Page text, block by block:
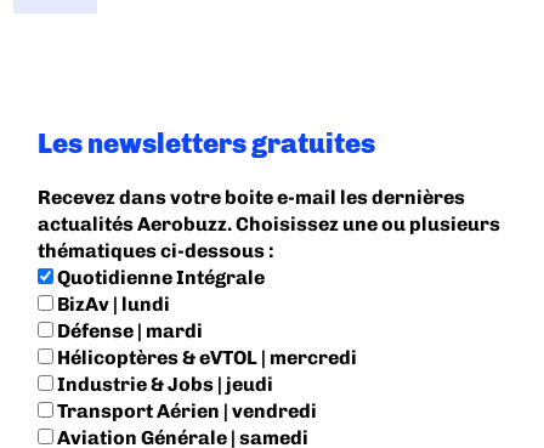
Les newsletters gratuites
Recevez dans votre boite e-mail les dernières
actualités Aerobuzz. Choisissez une ou plusieurs
thématiques ci-dessous :
Quotidienne Intégrale
BizAv | lundi
Défense | mardi
Hélicoptères & eVTOL | mercredi
Industrie & Jobs | jeudi
Transport Aérien | vendredi
Aviation Générale | samedi